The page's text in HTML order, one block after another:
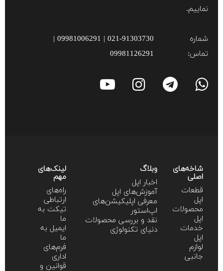
نماییم.
شماره
تماس:
021-91303730 | 09981006291 |
09981126291
شاخه‌های
اصلی
قطعات
اپل
محصولات
اپل
خدمات
اپل
لوازم
جانبی
وبلاگ
اخبار اپل
آموزش‌‌های اپل
معرفی اپلیکیشن‌های
اپ‌استور
نقد و بررسی محصولات
دنیای تکنولوژی
لینک‌های
مهم
راه‌های
ارتباطی
تیکت به
ما
ایمیل به
ما
فرم‌های
اداری
قوانین و